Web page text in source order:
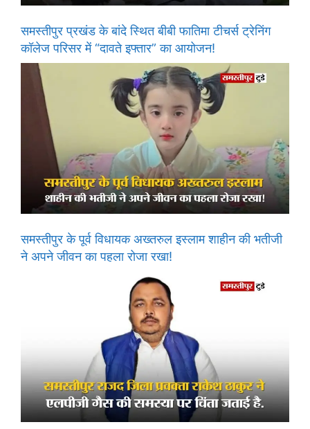
समस्तीपुर प्रखंड के बांदे स्थित बीबी फातिमा टीचर्स ट्रेनिंग
कॉलेज परिसर में “दावते इफ्तार” का आयोजन!
समस्तीपुर के पूर्व विधायक अख्तरुल इस्लाम शाहीन की भतीजी
ने अपने जीवन का पहला रोजा रखा!